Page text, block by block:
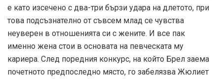
е като изсечено с два-три бързи удара на длетото, при
това подсъзнателно от съвсем млад се чувства
неуверен в отношенията си с жените. И все пак
именно жена стои в основата на певческата му
кариера. След поредния конкурс, на който Брел заема
почетното предпоследно място, го забелязва Жюлиет